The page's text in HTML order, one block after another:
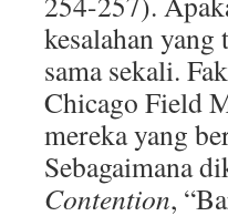
kesalahan
sama sekali.
Chicago Field
mereka yang
Sebagaimana
Contention,